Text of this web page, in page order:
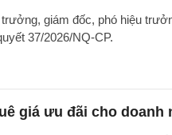
giám đốc, phó hiệu
37/2026/NQ-CP.
giá ưu đãi cho doanh